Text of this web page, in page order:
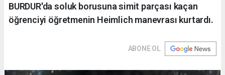
BURDUR'da soluk borusuna simit parçası kaçan
öğrenciyi öğretmenin Heimlich manevrası kurtardı.
ABONE OL